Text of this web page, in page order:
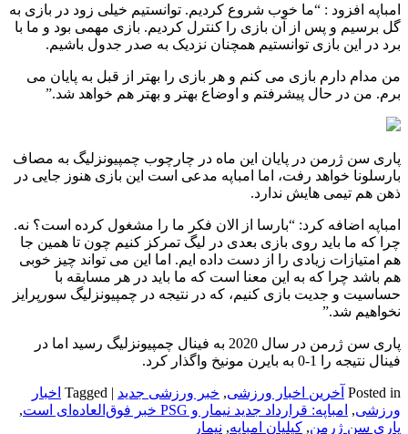
امباپه افزود : “ما خوب شروع کردیم. توانستیم خیلی زود در بازی به
گل برسیم و پس از آن بازی را کنترل کردیم. بازی مهمی بود و ما با
برد در این بازی توانستیم همچنان نزدیک به صدر جدول باشیم.
من مدام دارم بازی می کنم و هر بازی را بهتر از قبل به پایان می
برم. من در حال پیشرفتم و اوضاع بهتر و بهتر هم خواهد شد.”
پاری سن ژرمن در پایان این ماه در چارچوب چمپیونزلیگ به مصاف
بارسلونا خواهد رفت، اما امباپه مدعی است این بازی هنوز جایی در
ذهن هم تیمی هایش ندارد.
امباپه اضافه کرد: “بارسا از الان فکر ما را مشغول کرده است؟ نه.
چرا که ما باید روی بازی بعدی در لیگ تمرکز کنیم چون تا همین جا
هم امتیازات زیادی را از دست داده ایم. اما این می تواند چیز خوبی
هم باشد چرا که به این معنا است که ما باید در هر مسابقه با
حساسیت و جدیت بازی کنیم، که در نتیجه در چمپیونزلیگ سورپرایز
نخواهیم شد.”
پاری سن ژرمن در سال 2020 به فینال چمپیونزلیگ رسید اما در
فینال نتیجه را 1-0 به بایرن مونیخ واگذار کرد.
Posted in آخرین اخبار ورزشی, خبر ورزشی جدید |
Tagged اخبار
ورزشی, امباپه: قرارداد جدید نیمار و PSG خبر فوق‌العاده‌ای است
,
پاری سن ژرمن, کیلیان امباپه, نیمار